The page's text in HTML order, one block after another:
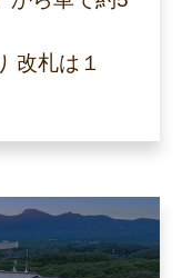
改札は１